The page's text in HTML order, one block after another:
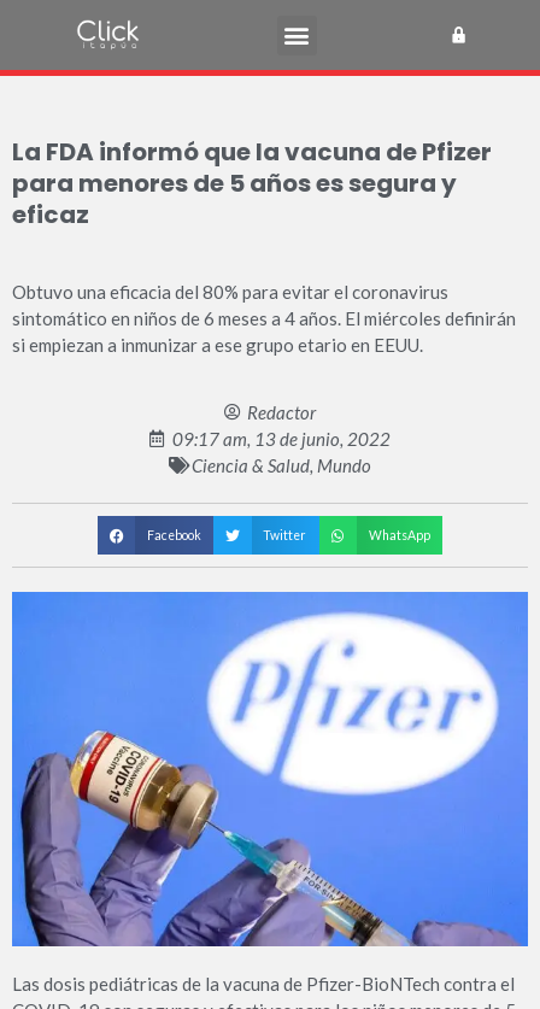
La FDA informó que la vacuna de Pfizer
para menores de 5 años es segura y
eficaz
Obtuvo una eficacia del 80% para evitar el coronavirus
sintomático en niños de 6 meses a 4 años. El miércoles definirán
si empiezan a inmunizar a ese grupo etario en EEUU.
Redactor
09:17 am, 13 de junio, 2022
Ciencia & Salud, Mundo
Facebook Twitter WhatsApp
Las dosis pediátricas de la vacuna de Pfizer-BioNTech contra el